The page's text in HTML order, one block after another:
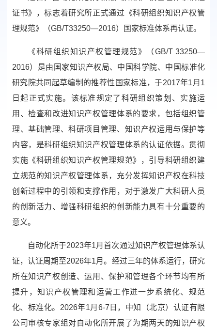
证书》，标志着研究所正式通过《科研组织知识产权管
理规范》（GB/T33250—2016）国家标准体系再认证。
《科研组织知识产权管理规范》（GB/T 33250—
2016）是由国家知识产权局、中国科学院、中国标准化
研究院共同起草编制的推荐性国家标准，于2017年1月1
日起正式实施。该标准规定了科研组织策划、实施运
用、检查和改进知识产权管理体系的要求，包括组织管
理、基础管理、科研项目管理、知识产权运用与保护等
内容，是科研组织知识产权管理体系的认证依据。贯彻
实施《科研组织知识产权管理规范》，引导科研组织建
立规范的知识产权管理体系，充分发挥知识产权在科技
创新过程中的引领和支撑作用，对于激发广大科研人员
的创新活力、增强科研组织的创新能力具有十分重要的
意义。
自动化所于2023年1月首次通过知识产权管理体系认
证，认证周期至2026年1月。经过三年的体系运行，研究
所在知识产权创造、运用、保护和管理各个环节均有所
提升，知识产权管理和运营工作进一步系统化、规范
化、标准化。2026年1月6-7日，中知（北京）认证有限
公司审核专家组对自动化所开展了为期两天的知识产权